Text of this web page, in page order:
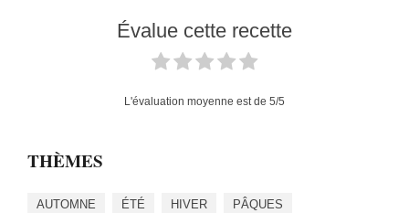
Évalue cette recette
L'évaluation moyenne est de 5/5
THÈMES
AUTOMNE ÉTÉ HIVER PÂQUES